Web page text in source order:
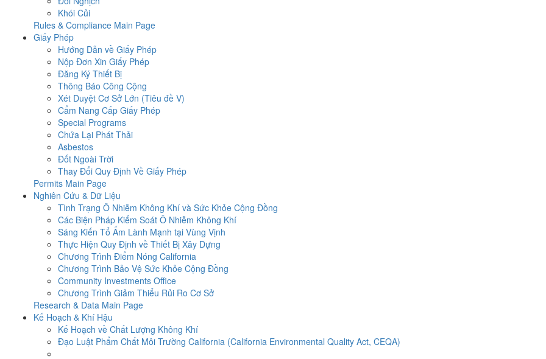
Khói Củi
Rules & Compliance Main Page
Giấy Phép
Hướng Dẫn về Giấy Phép
Nộp Đơn Xin Giấy Phép
Đăng Ký Thiết Bị
Thông Báo Công Cộng
Xét Duyệt Cơ Sở Lớn (Tiêu đề V)
Cẩm Nang Cấp Giấy Phép
Special Programs
Chứa Lại Phát Thải
Asbestos
Đốt Ngoài Trời
Thay Đổi Quy Định Về Giấy Phép
Permits Main Page
Nghiên Cứu & Dữ Liệu
Tình Trạng Ô Nhiễm Không Khí và Sức Khỏe Cộng Đồng
Các Biện Pháp Kiểm Soát Ô Nhiễm Không Khí
Sáng Kiến Tổ Ấm Lành Mạnh tại Vùng Vịnh
Thực Hiện Quy Định về Thiết Bị Xây Dựng
Chương Trình Điểm Nóng California
Chương Trình Bảo Vệ Sức Khỏe Cộng Đồng
Community Investments Office
Chương Trình Giảm Thiểu Rủi Ro Cơ Sở
Research & Data Main Page
Kế Hoạch & Khí Hậu
Kế Hoạch về Chất Lượng Không Khí
Đạo Luật Phẩm Chất Môi Trường California (California Environmental Quality Act, CEQA)